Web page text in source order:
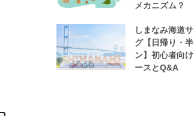
メカニズム？
しまなみ海道
グ【日帰り・
ン】初心者向
ースとQ&A